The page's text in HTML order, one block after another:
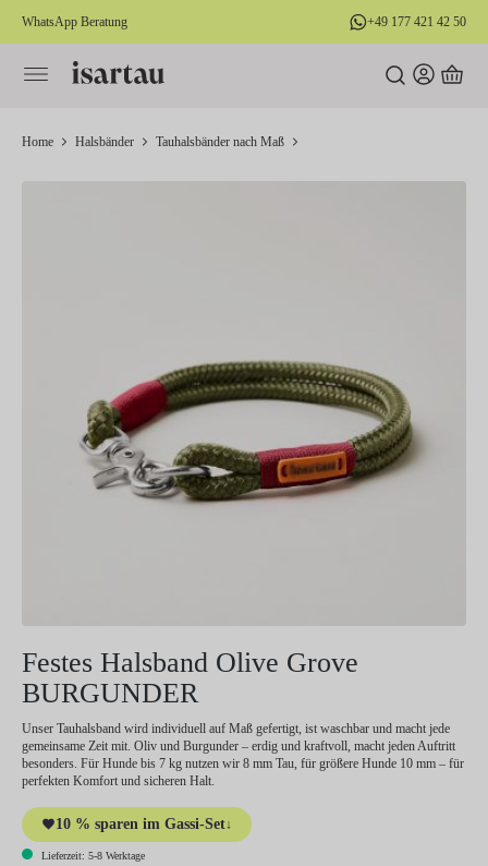
springen
WhatsApp Beratung +49 177 421 42 50
Home Halsbänder Tauhalsbänder nach Maß
Festes Halsband Olive Grove
BURGUNDER
Unser Tauhalsband wird individuell auf Maß gefertigt, ist waschbar und macht jede
gemeinsame Zeit mit. Oliv und Burgunder – erdig und kraftvoll, macht jeden Auftritt
besonders. Für Hunde bis 7 kg nutzen wir 8 mm Tau, für größere Hunde 10 mm – für
perfekten Komfort und sicheren Halt.
10 % sparen im Gassi-Set↓
Lieferzeit: 5-8 Werktage